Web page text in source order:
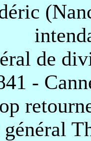
de
-